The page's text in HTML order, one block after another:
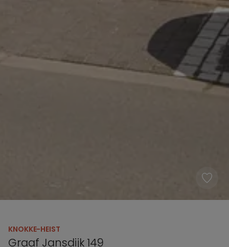
KNOKKE-HEIST
Graaf Jansdijk 149